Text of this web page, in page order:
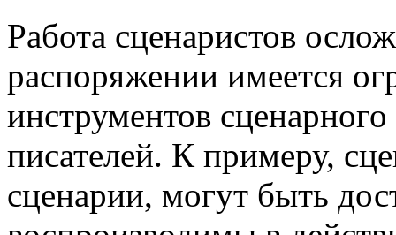
Работа сценаристов
распоряжении имеется
инструментов
писателей. К примеру,
сценарии, могут быть